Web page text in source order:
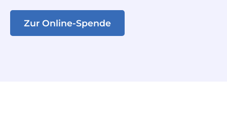
Zur Online-Spende